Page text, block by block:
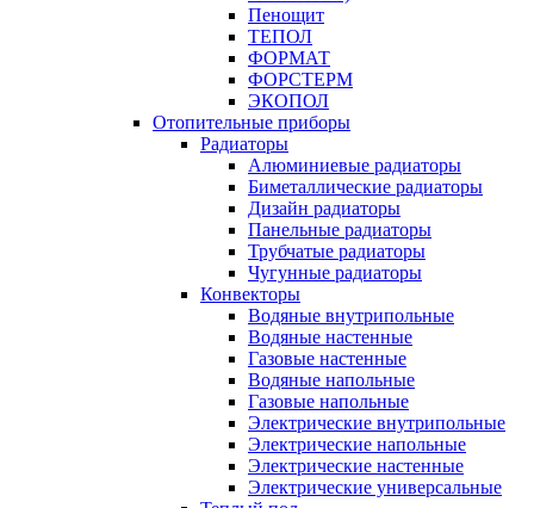
Пенощит
ТЕПОЛ
ФОРМАТ
ФОРСТЕРМ
ЭКОПОЛ
Отопительные приборы
Радиаторы
Алюминиевые радиаторы
Биметаллические радиаторы
Дизайн радиаторы
Панельные радиаторы
Трубчатые радиаторы
Чугунные радиаторы
Конвекторы
Водяные внутрипольные
Водяные настенные
Газовые настенные
Водяные напольные
Газовые напольные
Электрические внутрипольные
Электрические напольные
Электрические настенные
Электрические универсальные